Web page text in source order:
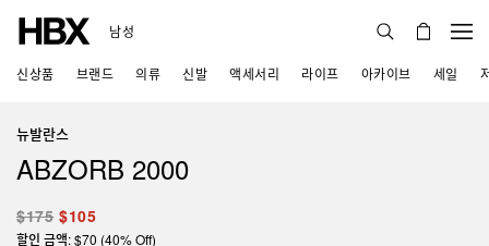
남성
신상품 브랜드 의류 신발 액세서리 라이프 아카이브 세일
뉴발란스
ABZORB 2000
$175 $105
할인 금액: $70 (40% Off)